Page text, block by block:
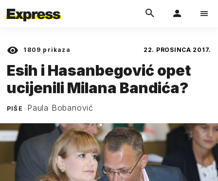
1809 prikaza 22. PROSINCA 2017.
Esih i Hasanbegović opet
ucijenili Milana Bandića?
PIŠE Paula Bobanović